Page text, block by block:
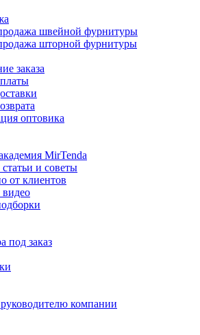
швейной фурнитуры
шторной фурнитуры
заказа
оптовика
MirTenda
и советы
от клиентов
под заказ
компании